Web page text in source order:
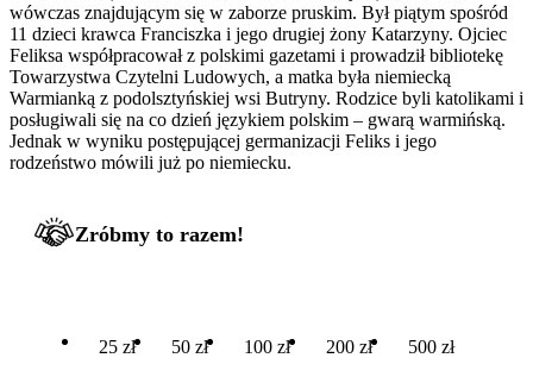
wówczas znajdującym się w zaborze pruskim. Był piątym spośród
11 dzieci krawca Franciszka i jego drugiej żony Katarzyny. Ojciec
Feliksa współpracował z polskimi gazetami i prowadził bibliotekę
Towarzystwa Czytelni Ludowych, a matka była niemiecką
Warmianką z podolsztyńskiej wsi Butryny. Rodzice byli katolikami i
posługiwali się na co dzień językiem polskim – gwarą warmińską.
Jednak w wyniku postępującej germanizacji Feliks i jego
rodzeństwo mówili już po niemiecku.
Zróbmy to razem!
25 zł 50 zł 100 zł 200 zł 500 zł